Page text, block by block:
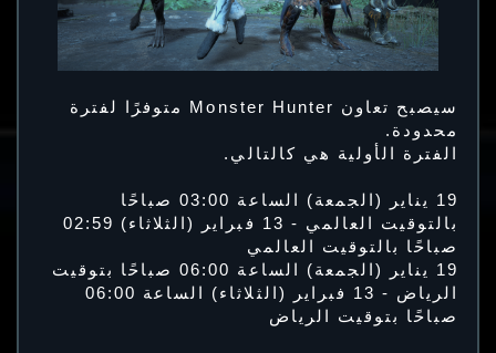
سيصبح تعاون Monster Hunter متوفرًا لفترة
محدودة.
الفترة الأولية هي كالتالي.
19 يناير (الجمعة) الساعة 03:00 صباحًا
بالتوقيت العالمي - 13 فبراير (الثلاثاء) 02:59
صباحًا بالتوقيت العالمي
19 يناير (الجمعة) الساعة 06:00 صباحًا بتوقيت
الرياض - ‏13 فبراير (الثلاثاء) الساعة 06:00
صباحًا بتوقيت الرياض